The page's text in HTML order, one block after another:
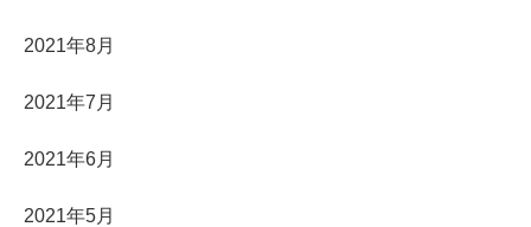
2021年8月
2021年7月
2021年6月
2021年5月